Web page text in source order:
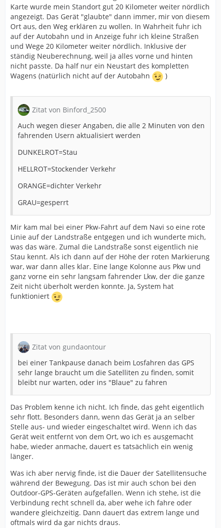
Karte wurde mein Standort gut 20 Kilometer weiter nördlich
angezeigt. Das Gerät "glaubte" dann immer, mir von diesem
Ort aus, den Weg erklären zu wollen. In Wahrheit fuhr ich
auf der Autobahn und in Anzeige fuhr ich kleine Straßen
und Wege 20 Kilometer weiter nördlich. Inklusive der
ständig Neuberechnung, weil ja alles vorne und hinten
nicht passte. Da half nur ein Neustart des kompletten
Wagens (natürlich nicht auf der Autobahn
)
Zitat von Binford_2500
Auch wegen dieser Angaben, die alle 2 Minuten von den
fahrenden Usern aktualisiert werden
DUNKELROT=Stau
HELLROT=Stockender Verkehr
ORANGE=dichter Verkehr
GRAU=gesperrt
Mir kam mal bei einer Pkw-Fahrt auf dem Navi so eine rote
Linie auf der Landstraße entgegen und ich wunderte mich,
was das wäre. Zumal die Landstraße sonst eigentlich nie
Stau kennt. Als ich dann auf der Höhe der roten Markierung
war, war dann alles klar. Eine lange Kolonne aus Pkw und
ganz vorne ein sehr langsam fahrender Lkw, der die ganze
Zeit nicht überholt werden konnte. Ja, System hat
funktioniert
Zitat von gundaontour
bei einer Tankpause danach beim Losfahren das GPS
sehr lange braucht um die Satelliten zu finden, somit
bleibt nur warten, oder ins "Blaue" zu fahren
Das Problem kenne ich nicht. Ich finde, das geht eigentlich
sehr flott. Besonders dann, wenn das Gerät ja an selber
Stelle aus- und wieder eingeschaltet wird. Wenn ich das
Gerät weit entfernt von dem Ort, wo ich es ausgemacht
habe, wieder anmache, dauert es tatsächlich ein wenig
länger.
Was ich aber nervig finde, ist die Dauer der Satellitensuche
während der Bewegung. Das ist mir auch schon bei den
Outdoor-GPS-Geräten aufgefallen. Wenn ich stehe, ist die
Verbindung recht schnell da, aber wehe ich fahre oder
wandere gleichzeitig. Dann dauert das extrem lange und
oftmals wird da gar nichts draus.